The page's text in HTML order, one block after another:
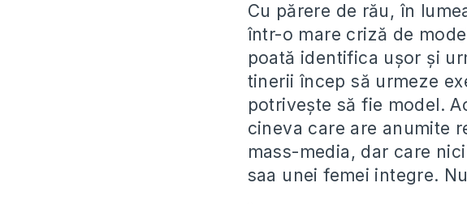
Cu părere de rău, în
într-o mare criză de
poată identifica uşor şi
tinerii încep să urmeze
potriveşte să fie model.
cineva care are anumite
mass-media, dar care
saa unei femei integre.